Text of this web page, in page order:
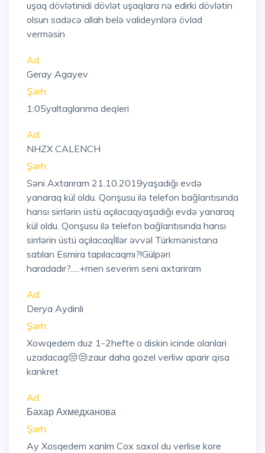
uşaq dövlətinidi dövlət uşaqlara nə edirki dövlətin
olsun sadəcə allah belə valideynlərə övlad
verməsin
Ad:
Geray Agayev
Şərh:
1:05yaltaglanma deqleri
Ad:
NHZX CALENCH
Şərh:
Səni Axtarıram 21.10.2019yaşadığı evdə
yanaraq kül oldu. Qonşusu ilə telefon bağlantısında
hansı sirrlərin üstü açılacaqyaşadığı evdə yanaraq
kül oldu. Qonşusu ilə telefon bağlantısında hansı
sirrlərin üstü açılacaqİllər əvvəl Türkmənistana
satılan Esmira tapılacaqmı?!Gülpəri
haradadır?.....+men severim seni axtariram
Ad:
Derya Aydinli
Şərh:
Xowqedem duz 1-2hefte o diskin icinde olanlari
uzadacag😒😒zaur daha gozel verliw aparir qisa
kankret
Ad:
Бахар Ахмедханова
Şərh:
Ay Xosqedem xanlm Cox saxol du verlise kore